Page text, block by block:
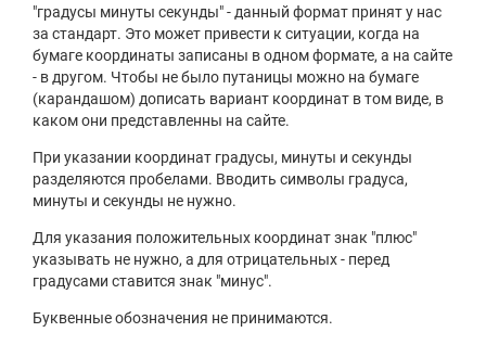
"градусы минуты секунды" - данный формат принят у нас
за стандарт. Это может привести к ситуации, когда на
бумаге координаты записаны в одном формате, а на сайте
- в другом. Чтобы не было путаницы можно на бумаге
(карандашом) дописать вариант координат в том виде, в
каком они представленны на сайте.
При указании координат градусы, минуты и секунды
разделяются пробелами. Вводить символы градуса,
минуты и секунды не нужно.
Для указания положительных координат знак "плюс"
указывать не нужно, а для отрицательных - перед
градусами ставится знак "минус".
Буквенные обозначения не принимаются.